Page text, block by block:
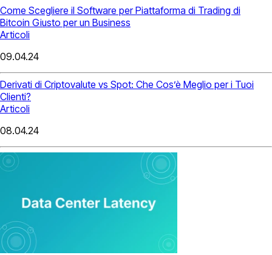
Come Scegliere il Software per Piattaforma di Trading di
Bitcoin Giusto per un Business
Articoli
09.04.24
Derivati di Criptovalute vs Spot: Che Cos’è Meglio per i Tuoi
Clienti?
Articoli
08.04.24